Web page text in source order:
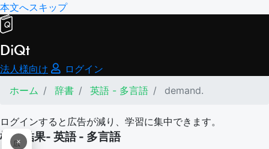
本文へスキップ
DiQt
法人様向け
ログイン
ホーム
辞書 英語 - 多言語 demand.
ログインすると広告が減り、学習に集中できます。
×
広
検索結果- 英語 - 多言語